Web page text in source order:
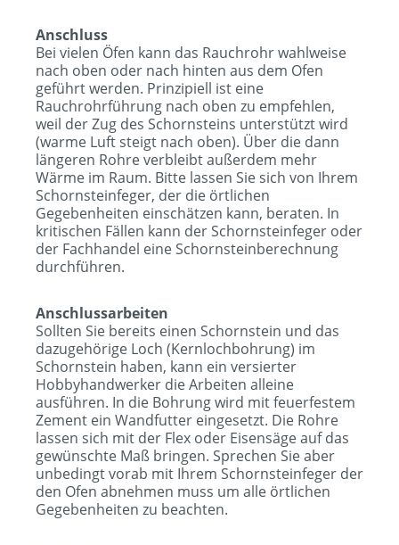
Anschluss
Bei vielen Öfen kann das Rauchrohr wahlweise
nach oben oder nach hinten aus dem Ofen
geführt werden. Prinzipiell ist eine
Rauchrohrführung nach oben zu empfehlen,
weil der Zug des Schornsteins unterstützt wird
(warme Luft steigt nach oben). Über die dann
längeren Rohre verbleibt außerdem mehr
Wärme im Raum. Bitte lassen Sie sich von Ihrem
Schornsteinfeger, der die örtlichen
Gegebenheiten einschätzen kann, beraten. In
kritischen Fällen kann der Schornsteinfeger oder
der Fachhandel eine Schornsteinberechnung
durchführen.
Anschlussarbeiten
Sollten Sie bereits einen Schornstein und das
dazugehörige Loch (Kernlochbohrung) im
Schornstein haben, kann ein versierter
Hobbyhandwerker die Arbeiten alleine
ausführen. In die Bohrung wird mit feuerfestem
Zement ein Wandfutter eingesetzt. Die Rohre
lassen sich mit der Flex oder Eisensäge auf das
gewünschte Maß bringen. Sprechen Sie aber
unbedingt vorab mit Ihrem Schornsteinfeger der
den Ofen abnehmen muss um alle örtlichen
Gegebenheiten zu beachten.